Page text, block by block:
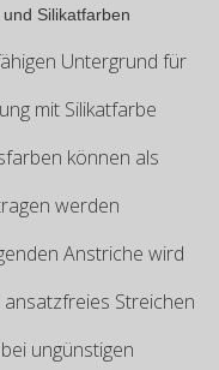
Silikatfarben
Untergrund für
mit Silikatfarbe
können als
werden
Anstriche wird
Streichen
ungünstigen